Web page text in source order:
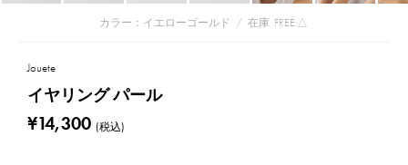
カラー：イエローゴールド / 在庫 FREE:△
Jouete
イヤリング パール
¥14,300 (税込)